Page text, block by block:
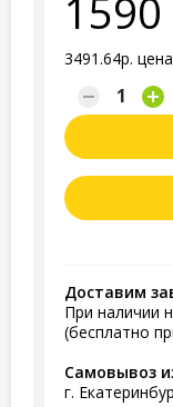
1590
3491.64р.
Доставим
При наличии
(бесплатно
Самовывоз
г.